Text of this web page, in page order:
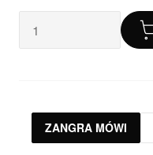
ZANGRA MÓWI